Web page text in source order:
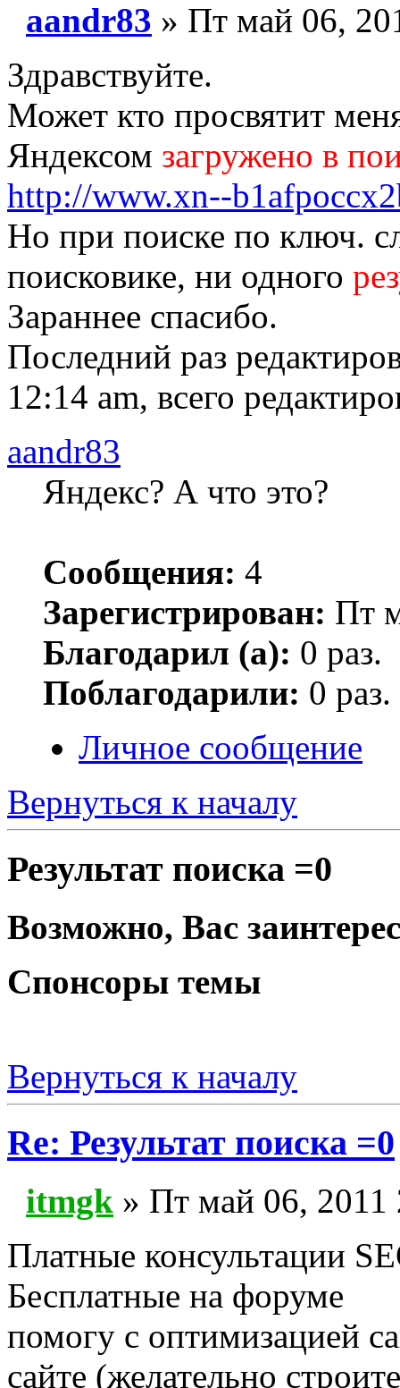
aandr83 » Пт май 06,
Здравствуйте.
Может кто просвятит
Яндексом загружено в
http://www.xn--
Но при поиске по ключ.
поисковике, ни одного
Зараннее спасибо.
Последний раз
12:14 am, всего
aandr83
Яндекс? А что это?
Сообщения: 4
Зарегистрирован: Пт
Благодарил (а): 0 раз.
Поблагодарили: 0 раз.
Личное сообщение
Вернуться к началу
Результат поиска =0
Возможно, Вас
Спонсоры темы
Вернуться к началу
Re: Результат поиска =0
itmgk » Пт май 06, 2011
Платные консультации
Бесплатные на форуме
помогу с оптимизацией
сайте (желательно